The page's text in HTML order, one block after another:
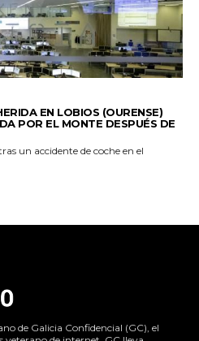
EN LOBIOS (OURENSE)
POR EL MONTE DESPUÉS DE
un accidente de coche en el
de Galicia Confidencial (GC), el